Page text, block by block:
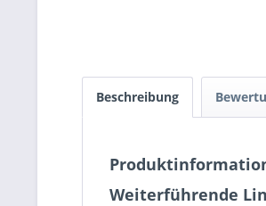
Beschreibung
Weiterführende